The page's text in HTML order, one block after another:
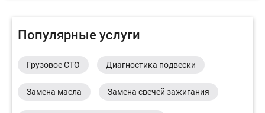
Популярные услуги
Грузовое СТО Диагностика подвески
Замена масла Замена свечей зажигания